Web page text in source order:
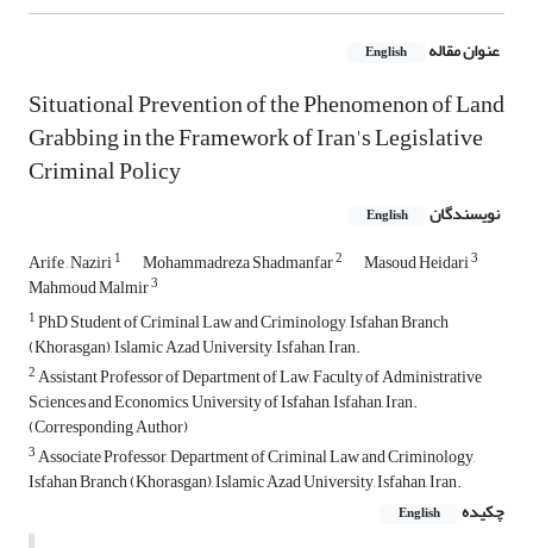
عنوان مقاله English
Situational Prevention of the Phenomenon of Land
Grabbing in the Framework of Iran's Legislative
Criminal Policy
نویسندگان English
Arife , Naziri1 Mohammadreza Shadmanfar2 Masoud Heidari3
Mahmoud Malmir3
1PhD Student of Criminal Law and Criminology, Isfahan Branch
(Khorasgan), Islamic Azad University, Isfahan, Iran.
2Assistant Professor of Department of Law, Faculty of Administrative
Sciences and Economics, University of Isfahan, Isfahan, Iran.
(Corresponding Author)
3Associate Professor, Department of Criminal Law and Criminology,
Isfahan Branch (Khorasgan), Islamic Azad University, Isfahan, Iran.
چکیده
English